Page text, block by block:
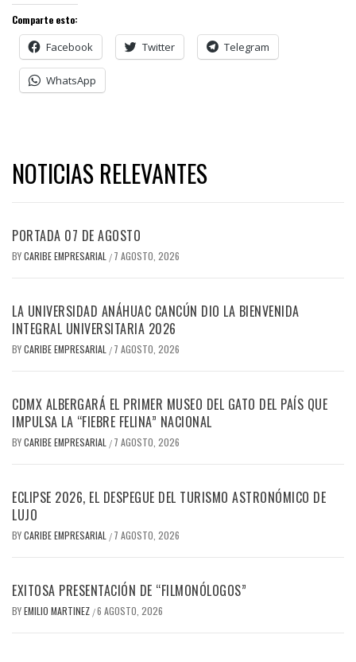
Comparte esto:
Facebook Twitter Telegram
WhatsApp
NOTICIAS RELEVANTES
PORTADA 07 DE AGOSTO
BYCARIBE EMPRESARIAL / 7 AGOSTO, 2026
LA UNIVERSIDAD ANÁHUAC CANCÚN DIO LA BIENVENIDA
INTEGRAL UNIVERSITARIA 2026
BYCARIBE EMPRESARIAL / 7 AGOSTO, 2026
CDMX ALBERGARÁ EL PRIMER MUSEO DEL GATO DEL PAÍS QUE
IMPULSA LA “FIEBRE FELINA” NACIONAL
BYCARIBE EMPRESARIAL / 7 AGOSTO, 2026
ECLIPSE 2026, EL DESPEGUE DEL TURISMO ASTRONÓMICO DE
LUJO
BYCARIBE EMPRESARIAL / 7 AGOSTO, 2026
EXITOSA PRESENTACIÓN DE “FILMONÓLOGOS”
BYEMILIO MARTINEZ /6 AGOSTO, 2026